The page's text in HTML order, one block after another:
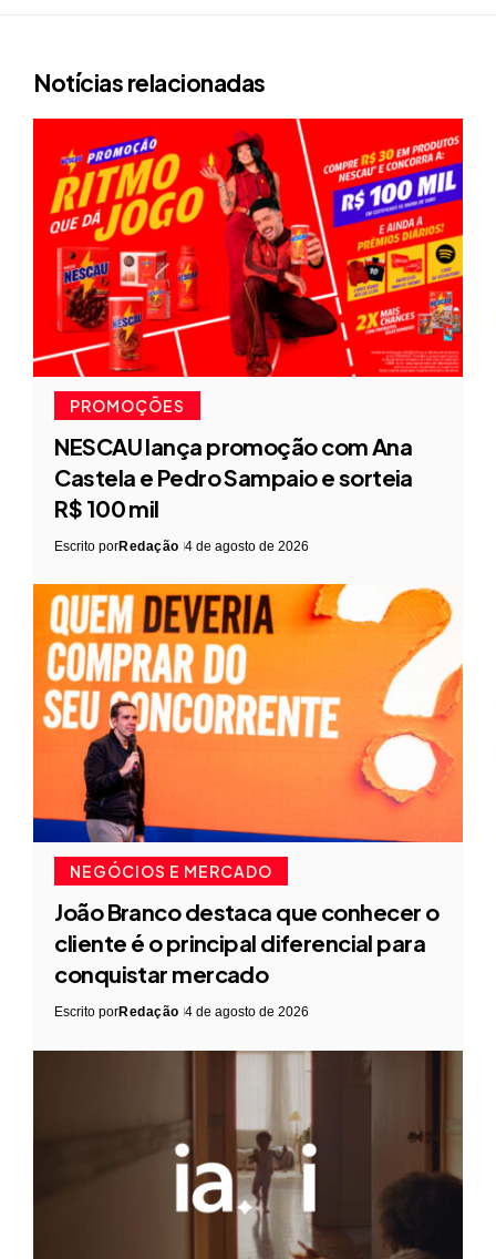
Notícias relacionadas
PROMOÇÕES
NESCAU lança promoção com Ana
Castela e Pedro Sampaio e sorteia
R$ 100 mil
Escrito porRedação 4 de agosto de 2026
NEGÓCIOS E MERCADO
João Branco destaca que conhecer o
cliente é o principal diferencial para
conquistar mercado
Escrito porRedação 4 de agosto de 2026